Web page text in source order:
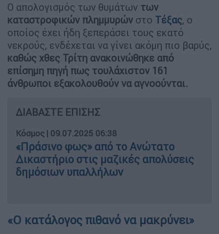
Ο απολογισμός των θυμάτων των
καταστροφικών πλημμυρών στο Τέξας, ο
οποίος έχει ήδη ξεπεράσει τους εκατό
νεκρούς, ενδέχεται να γίνει ακόμη πιο βαρύς,
καθώς χθες Τρίτη ανακοινώθηκε από
επίσημη πηγή πως τουλάχιστον 161
άνθρωποι εξακολουθούν να αγνοούνται.
ΔΙΑΒΑΣΤΕ ΕΠΙΣΗΣ
Κόσμος | 09.07.2025 06:38
«Πράσινο φως» από το Ανώτατο
Δικαστήριο στις μαζικές απολύσεις
δημόσιων υπαλλήλων
«Ο κατάλογος πιθανό να μακρύνει»